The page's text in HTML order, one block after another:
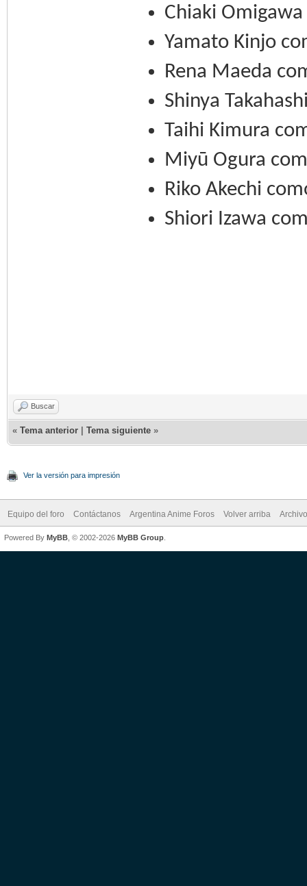
Chiaki
Yamato Kinjo
Rena Maeda
Shinya
Taihi Kimura
Miyū Ogura
Riko Akechi
Shiori Izawa
Buscar
« Tema anterior Tema siguiente »
Ver la versión para impresión
Equipo del foro Contáctanos Argentina Anime Foros Volver arriba
Powered By MyBB , © 2002-2026 MyBB Group